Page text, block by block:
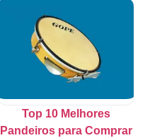
Top 10 Melhores
Pandeiros para Comprar